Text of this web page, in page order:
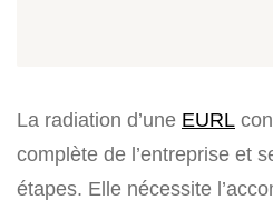
La radiation d’une EURL
complète de l’entreprise et
étapes. Elle nécessite